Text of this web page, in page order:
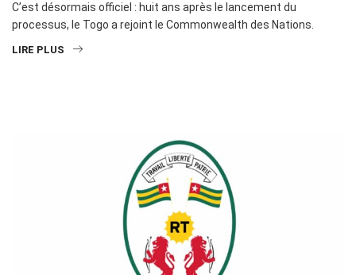
C’est désormais officiel : huit ans après le lancement du
processus, le Togo a rejoint le Commonwealth des Nations.
LIRE PLUS